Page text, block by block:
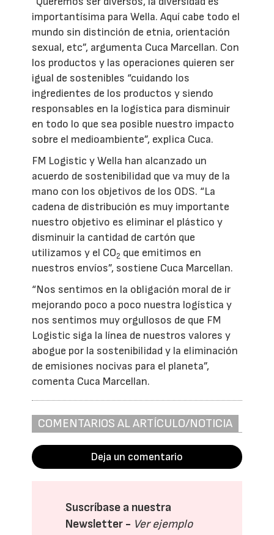
importantísima para Wella. Aquí cabe todo el
mundo sin distinción de etnia, orientación
sexual, etc”, argumenta Cuca Marcellan. Con
los productos y las operaciones quieren ser
igual de sostenibles “cuidando los
ingredientes de los productos y siendo
responsables en la logística para disminuir
en todo lo que sea posible nuestro impacto
sobre el medioambiente”, explica Cuca.
FM Logistic y Wella han alcanzado un
acuerdo de sostenibilidad que va muy de la
mano con los objetivos de los ODS. “La
cadena de distribución es muy importante
nuestro objetivo es eliminar el plástico y
disminuir la cantidad de cartón que
utilizamos y el CO2 que emitimos en
nuestros envíos”, sostiene Cuca Marcellan.
“Nos sentimos en la obligación moral de ir
mejorando poco a poco nuestra logística y
nos sentimos muy orgullosos de que FM
Logistic siga la línea de nuestros valores y
abogue por la sostenibilidad y la eliminación
de emisiones nocivas para el planeta”,
comenta Cuca Marcellan.
COMENTARIOS AL ARTÍCULO/NOTICIA
Deja un comentario
Suscríbase a nuestra
Newsletter - Ver ejemplo